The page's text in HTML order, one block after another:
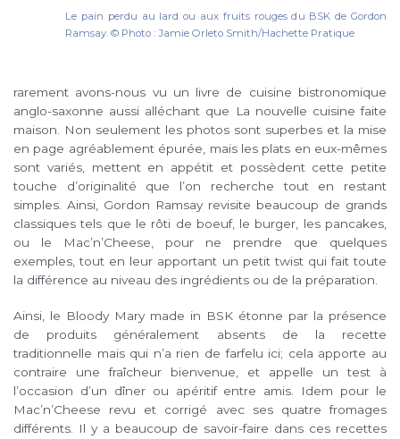
Le pain perdu au lard ou aux fruits rouges du BSK de Gordon
Ramsay. © Photo : Jamie Orleto Smith/Hachette Pratique
rarement avons-nous vu un livre de cuisine bistronomique
anglo-saxonne aussi alléchant que La nouvelle cuisine faite
maison. Non seulement les photos sont superbes et la mise
en page agréablement épurée, mais les plats en eux-mêmes
sont variés, mettent en appétit et possèdent cette petite
touche d’originalité que l’on recherche tout en restant
simples. Ainsi, Gordon Ramsay revisite beaucoup de grands
classiques tels que le rôti de boeuf, le burger, les pancakes,
ou le Mac’n’Cheese, pour ne prendre que quelques
exemples, tout en leur apportant un petit twist qui fait toute
la différence au niveau des ingrédients ou de la préparation.
Ainsi, le Bloody Mary made in BSK étonne par la présence
de produits généralement absents de la recette
traditionnelle mais qui n’a rien de farfelu ici; cela apporte au
contraire une fraîcheur bienvenue, et appelle un test à
l’occasion d’un dîner ou apéritif entre amis. Idem pour le
Mac’n’Cheese revu et corrigé avec ses quatre fromages
différents. Il y a beaucoup de savoir-faire dans ces recettes